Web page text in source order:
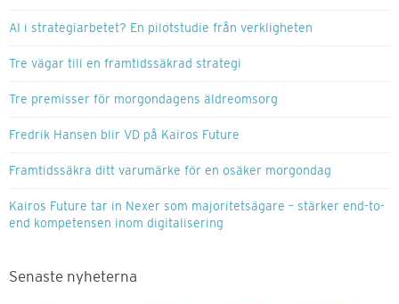
AI i strategiarbetet? En pilotstudie från verkligheten
Tre vägar till en framtidssäkrad strategi
Tre premisser för morgondagens äldreomsorg
Fredrik Hansen blir VD på Kairos Future
Framtidssäkra ditt varumärke för en osäker morgondag
Kairos Future tar in Nexer som majoritetsägare – stärker end-to-
end kompetensen inom digitalisering
Senaste nyheterna